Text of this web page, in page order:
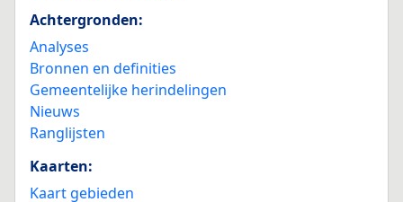
Achtergronden:
Analyses
Bronnen en definities
Gemeentelijke herindelingen
Nieuws
Ranglijsten
Kaarten:
Kaart gebieden